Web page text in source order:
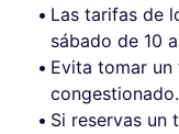
Las tarifas de
sábado de 10
Evita tomar
congestionado.
Si reservas un